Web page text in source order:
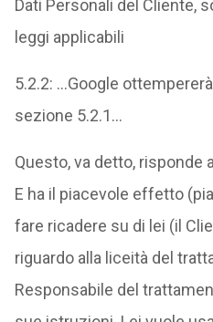
Dati Personali del Cliente,
leggi applicabili
5.2.2: …Google
sezione 5.2.1…
Questo, va detto, risponde
E ha il piacevole effetto
fare ricadere su di lei (il
riguardo alla liceità del
Responsabile del